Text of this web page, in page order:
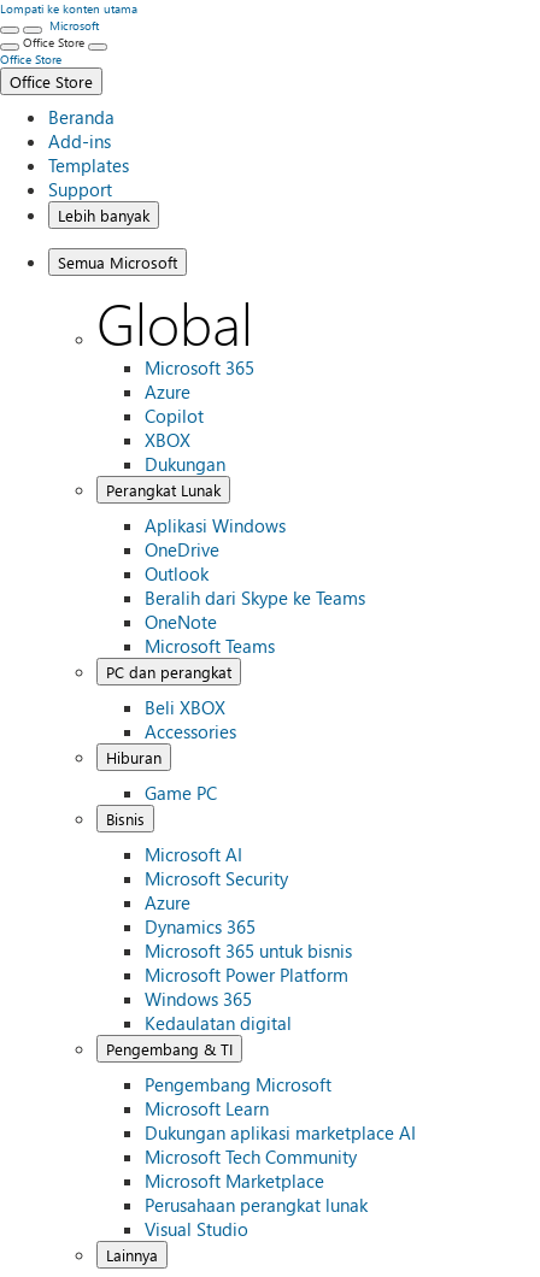
Lompati ke konten utama
Microsoft
Office Store
Office Store
Office Store
Beranda
Add-ins
Templates
Support
Lebih banyak
Semua Microsoft
Global
Microsoft 365
Azure
Copilot
XBOX
Dukungan
Perangkat Lunak
Aplikasi Windows
OneDrive
Outlook
Beralih dari Skype ke Teams
OneNote
Microsoft Teams
PC dan perangkat
Beli XBOX
Accessories
Hiburan
Game PC
Bisnis
Microsoft AI
Microsoft Security
Azure
Dynamics 365
Microsoft 365 untuk bisnis
Microsoft Power Platform
Windows 365
Kedaulatan digital
Pengembang & TI
Pengembang Microsoft
Microsoft Learn
Dukungan aplikasi marketplace AI
Microsoft Tech Community
Microsoft Marketplace
Perusahaan perangkat lunak
Visual Studio
Lainnya